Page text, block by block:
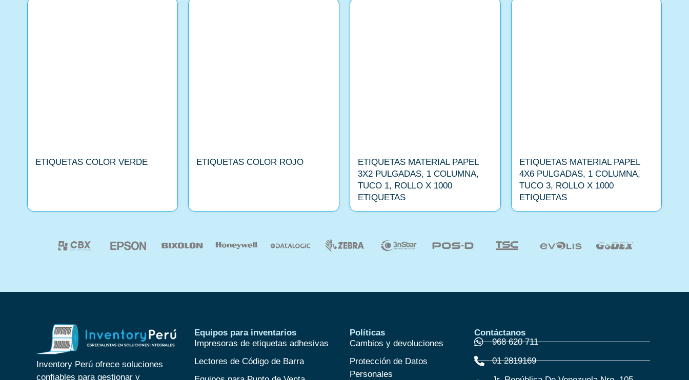
ETIQUETAS COLOR VERDE ETIQUETAS COLOR ROJO
ETIQUETAS MATERIAL PAPEL
3X2 PULGADAS, 1 COLUMNA,
TUCO 1, ROLLO X 1000
ETIQUETAS
ETIQUETAS MATERIAL PAPEL
4X6 PULGADAS, 1 COLUMNA,
TUCO 3, ROLLO X 1000
ETIQUETAS
Inventory Perú ofrece soluciones
confiables para gestionar y
Equipos para inventarios
Impresoras de etiquetas adhesivas
Lectores de Código de Barra
Políticas
Cambios y devoluciones
Protección de Datos
Personales
Contáctanos
968 620 711
01 2819169